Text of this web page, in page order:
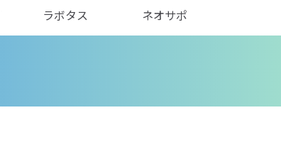
ラボタス ネオサポ